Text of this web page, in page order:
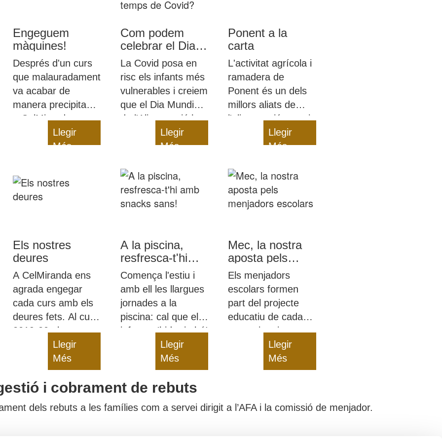
que hem de beure
Engeguem
màquines!
Després d'un curs
que malauradament
va acabar de
manera precipitada,
a CelMiranda
estem encantades
de tornar a engegar
Llegir
Més
Com podem
celebrar el Dia
Mundial de
l’Alimentació en
temps de Covid?
La Covid posa en
risc els infants més
vulnerables i creiem
que el Dia Mundial
de l'Alimentació ha
de ser un
recordatori: cap
sense una bona
alimentació!
Llegir
Més
Ponent a la
carta
L'activitat agrícola i
ramadera de
Ponent és un dels
millors aliats de
l'alimentació sana i
equilibrada dels
nostres infants: són
proximitat i
saludables!
Llegir
Més
Els nostres
deures
A CelMiranda ens
agrada engegar
cada curs amb els
deures fets. Al curs
2019-20 els nostres
deures van ser
poder ensenyar què
fem i com a
tothom.
Llegir
Més
A la piscina,
resfresca-t'hi
amb snacks
sans!
Comença l'estiu i
amb ell les llargues
jornades a la
piscina: cal que els
infants s'hidratin bé!
Des de CelMiranda
us donem diverses
idees de snacks
sans perquè us hi
Llegir
Més
Mec, la nostra
aposta pels
menjadors
escolars
Els menjadors
escolars formen
part del projecte
educatiu de cada
centre i creiem que
una mascota pot
ajudar-nos a
transmetre valors i
Llegir
Més
i cobrament de rebuts
dels rebuts a les famílies com a servei dirigit a l’AFA i la comissió de menjador.